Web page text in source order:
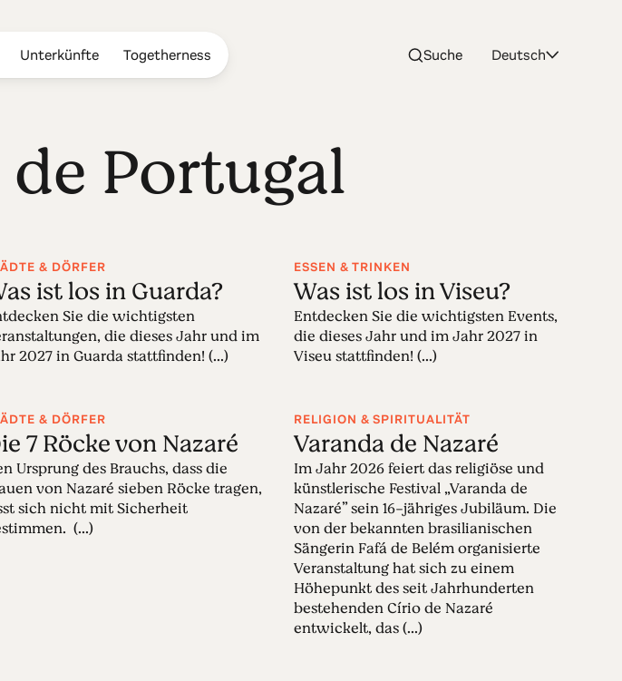
Unterkünfte Togetherness Suche Deutsch
Portugal
& DÖRFER
ist los in Guarda?
Sie die wichtigsten
die dieses Jahr und im
2027 in Guarda stattfinden! (...)
ESSEN & TRINKEN
Was ist los in Viseu?
Entdecken Sie die wichtigsten Events,
die dieses Jahr und im Jahr 2027 in
Viseu stattfinden! (...)
& DÖRFER
7 Röcke von Nazaré
Ursprung des Brauchs, dass die
von Nazaré sieben Röcke tragen,
sich nicht mit Sicherheit
(...)
RELIGION & SPIRITUALITÄT
Varanda de Nazaré
Im Jahr 2026 feiert das religiöse und
künstlerische Festival „Varanda de
Nazaré” sein 16-jähriges Jubiläum. Die
von der bekannten brasilianischen
Sängerin Fafá de Belém organisierte
Veranstaltung hat sich zu einem
Höhepunkt des seit Jahrhunderten
bestehenden Círio de Nazaré
entwickelt, das (...)